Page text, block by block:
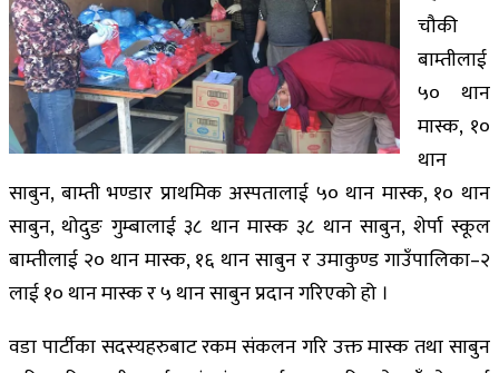
चौकी
बाम्तीलाई
५० थान
मास्क, १०
थान
साबुन, बाम्ती भण्डार प्राथमिक अस्पतालाई ५० थान मास्क, १० थान
साबुन, थोदुङ गुम्बालाई ३८ थान मास्क ३८ थान साबुन, शेर्पा स्कूल
बाम्तीलाई २० थान मास्क, १६ थान साबुन र उमाकुण्ड गाउँपालिका–२
लाई १० थान मास्क र ५ थान साबुन प्रदान गरिएको हो ।
वडा पार्टीका सदस्यहरुबाट रकम संकलन गरि उक्त मास्क तथा साबुन